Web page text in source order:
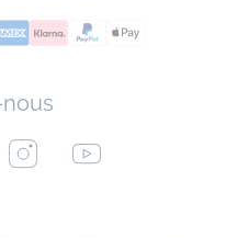
InstagramYoutube